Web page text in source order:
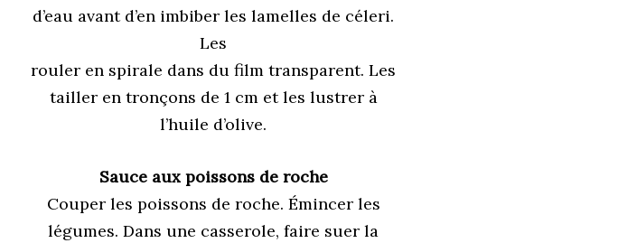
d’eau avant d’en imbiber les lamelles de céleri.
Les
rouler en spirale dans du film transparent. Les
tailler en tronçons de 1 cm et les lustrer à
l’huile d’olive.
Sauce aux poissons de roche
Couper les poissons de roche. Émincer les
légumes. Dans une casserole, faire suer la